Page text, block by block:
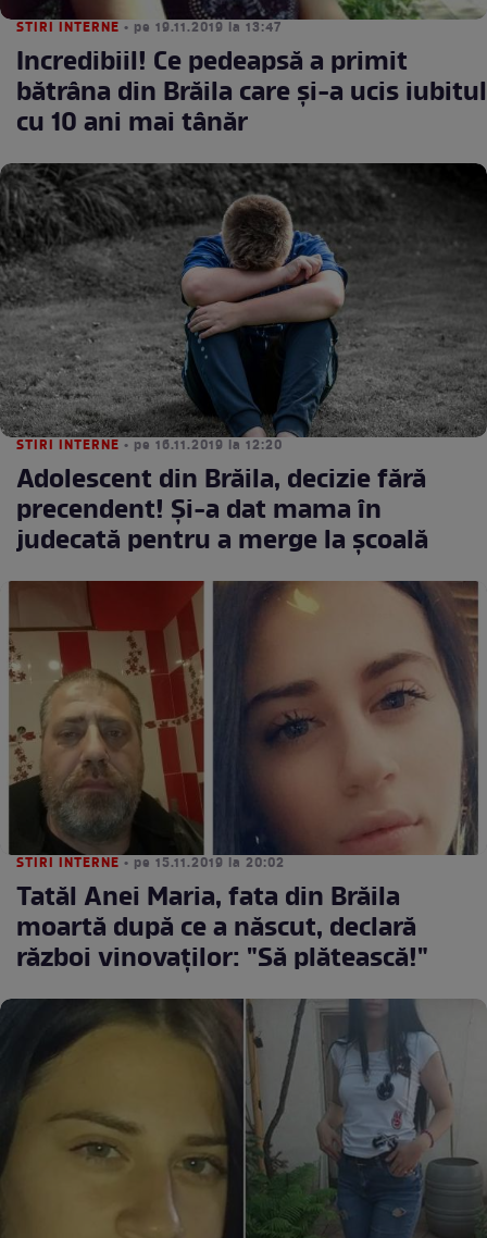
STIRI INTERNE • pe 19.11.2019 la 13:47
Incredibiil! Ce pedeapsă a primit
bătrâna din Brăila care şi-a ucis iubitul
cu 10 ani mai tânăr
STIRI INTERNE • pe 16.11.2019 la 12:20
Adolescent din Brăila, decizie fără
precendent! Și-a dat mama în
judecată pentru a merge la școală
STIRI INTERNE • pe 15.11.2019 la 20:02
Tatăl Anei Maria, fata din Brăila
moartă după ce a născut, declară
război vinovaţilor: "Să plătească!"